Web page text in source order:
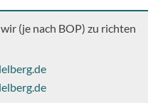
(je nach BOP) zu richten